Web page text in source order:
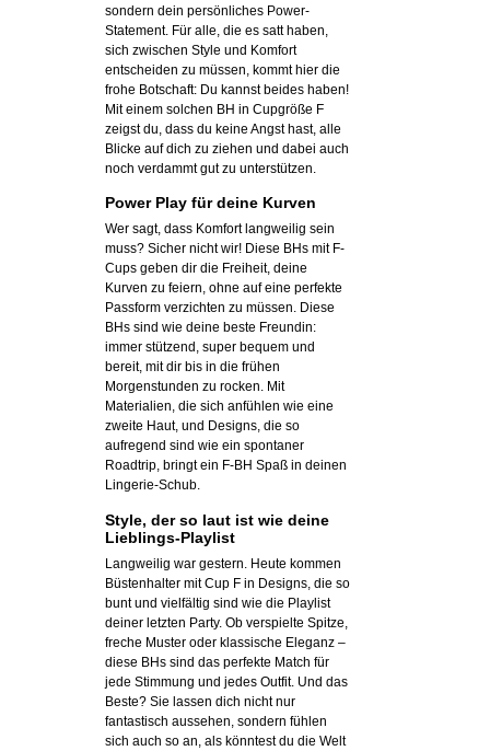
sondern dein persönliches Power-
Statement. Für alle, die es satt haben,
sich zwischen Style und Komfort
entscheiden zu müssen, kommt hier die
frohe Botschaft: Du kannst beides haben!
Mit einem solchen BH in Cupgröße F
zeigst du, dass du keine Angst hast, alle
Blicke auf dich zu ziehen und dabei auch
noch verdammt gut zu unterstützen.
Power Play für deine Kurven
Wer sagt, dass Komfort langweilig sein
muss? Sicher nicht wir! Diese BHs mit F-
Cups geben dir die Freiheit, deine
Kurven zu feiern, ohne auf eine perfekte
Passform verzichten zu müssen. Diese
BHs sind wie deine beste Freundin:
immer stützend, super bequem und
bereit, mit dir bis in die frühen
Morgenstunden zu rocken. Mit
Materialien, die sich anfühlen wie eine
zweite Haut, und Designs, die so
aufregend sind wie ein spontaner
Roadtrip, bringt ein F-BH Spaß in deinen
Lingerie-Schub.
Style, der so laut ist wie deine
Lieblings-Playlist
Langweilig war gestern. Heute kommen
Büstenhalter mit Cup F in Designs, die so
bunt und vielfältig sind wie die Playlist
deiner letzten Party. Ob verspielte Spitze,
freche Muster oder klassische Eleganz –
diese BHs sind das perfekte Match für
jede Stimmung und jedes Outfit. Und das
Beste? Sie lassen dich nicht nur
fantastisch aussehen, sondern fühlen
sich auch so an, als könntest du die Welt